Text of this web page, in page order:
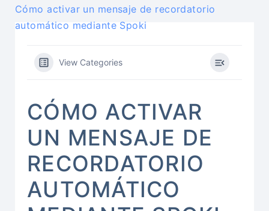
Cómo activar un mensaje de recordatorio
automático mediante Spoki
View Categories
CÓMO ACTIVAR
UN MENSAJE DE
RECORDATORIO
AUTOMÁTICO